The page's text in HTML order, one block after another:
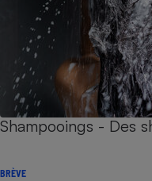
Shampooings - Des
BRÈVE